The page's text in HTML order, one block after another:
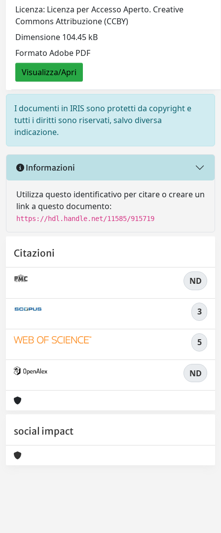
Licenza: Licenza per Accesso Aperto. Creative
Commons Attribuzione (CCBY)
Dimensione 104.45 kB
Formato Adobe PDF
Visualizza/Apri
I documenti in IRIS sono protetti da copyright e
tutti i diritti sono riservati, salvo diversa
indicazione.
Informazioni
Utilizza questo identificativo per citare o creare un
link a questo documento:
https://hdl.handle.net/11585/915719
Citazioni
ND
3
5
ND
social impact